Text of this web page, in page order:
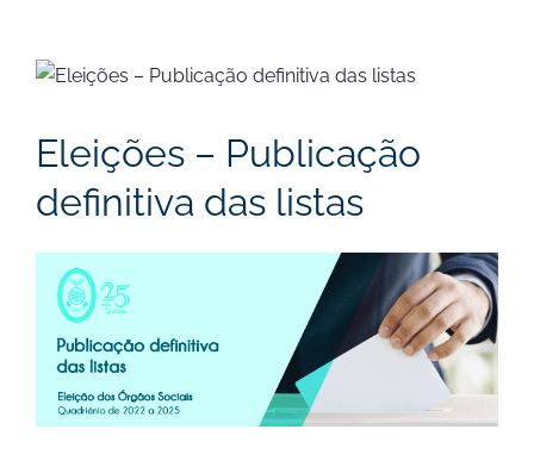
View
Image
Eleições – Publicação
definitiva das listas